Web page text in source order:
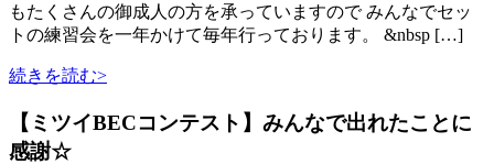
もたくさんの御成人の方を承っていますので みんなでセッ
トの練習会を一年かけて毎年行っております。 &nbsp […]
続きを読む>
【ミツイBECコンテスト】みんなで出れたことに
感謝☆